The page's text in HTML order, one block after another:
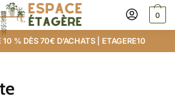
0
10 % DÈS 70€ D’ACHATS | ETAGERE10